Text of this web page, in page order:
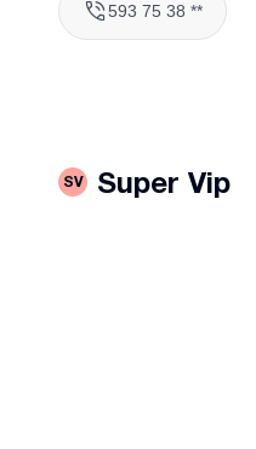
593 75 38 **
SV Super Vip